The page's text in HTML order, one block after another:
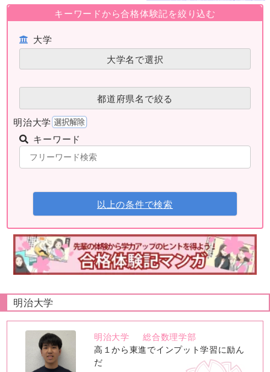
キーワードから合格体験記を絞り込む
大学
大学名で選択
都道府県名で絞る
明治大学
キーワード
以上の条件で検索
明治大学
no
image
明治大学
総合数理学部
高１から東進でインプット学習に励ん
だ